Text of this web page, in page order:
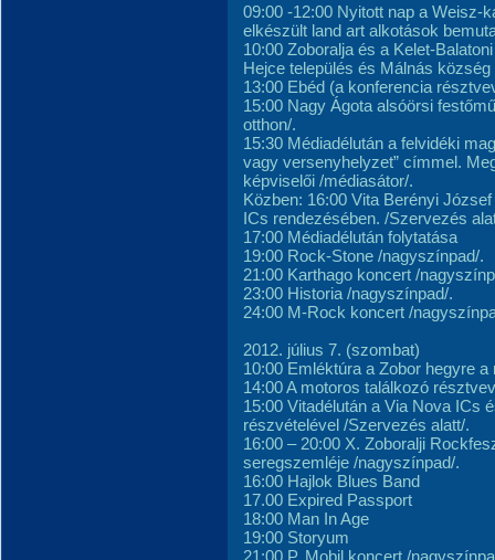
09:00 -12:00 Nyitott nap a Weisz-
elkészült land art alkotások
10:00 Zoboralja és a Kelet-
Hejce település és Málnás
13:00 Ebéd (a konferencia
15:00 Nagy Ágota alsóörsi
otthon/.
15:30 Médiadélután a felvidéki
vagy versenyhelyzet” címmel.
képviselői /médiasátor/.
Közben: 16:00 Vita Berényi
ICs rendezésében. /Szervezés
17:00 Médiadélután folytatása
19:00 Rock-Stone /nagyszínpad/.
21:00 Karthago koncert /
23:00 Historia /nagyszínpad/.
24:00 M-Rock koncert /
2012. július 7. (szombat)
10:00 Emléktúra a Zobor hegyre
14:00 A motoros találkozó
15:00 Vitadélután a Via Nova ICs
részvételével /Szervezés alatt/.
16:00 – 20:00 X. Zoboralji
seregszemléje /nagyszínpad/.
16:00 Hajlok Blues Band
17.00 Expired Passport
18:00 Man In Age
19:00 Storyum
21:00 P. Mobil koncert /